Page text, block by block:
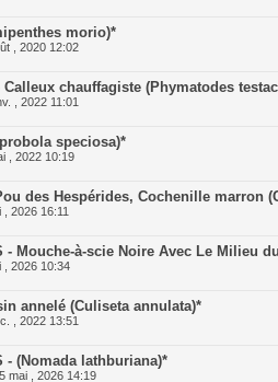
morio)*
, 2020 12:02
Calleux chauffagiste (Phymatodes
, 2022 11:01
speciosa)*
, 2022 10:19
des Hespérides, Cochenille marron
2026 16:11
- Mouche-à-scie Noire Avec Le Milieu
, 2026 10:34
annelé (Culiseta annulata)*
, 2022 13:51
- (Nomada lathburiana)*
mai , 2026 14:19